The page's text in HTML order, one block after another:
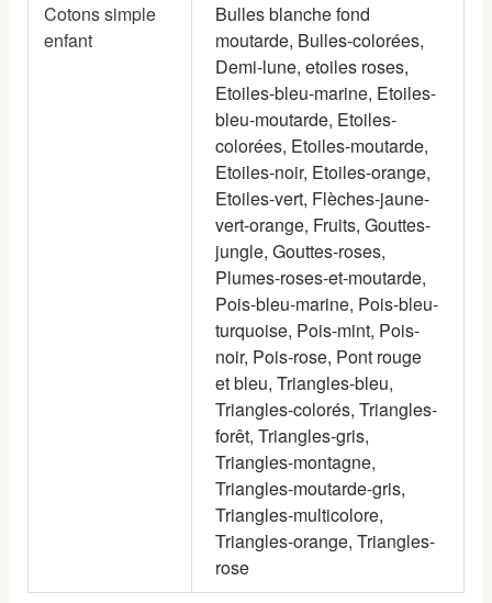
Cotons simple
enfant
Bulles blanche fond
moutarde, Bulles-colorées,
Demi-lune, etoiles roses,
Etoiles-bleu-marine, Etoiles-
bleu-moutarde, Etoiles-
colorées, Etoiles-moutarde,
Etoiles-noir, Etoiles-orange,
Etoiles-vert, Flèches-jaune-
vert-orange, Fruits, Gouttes-
jungle, Gouttes-roses,
Plumes-roses-et-moutarde,
Pois-bleu-marine, Pois-bleu-
turquoise, Pois-mint, Pois-
noir, Pois-rose, Pont rouge
et bleu, Triangles-bleu,
Triangles-colorés, Triangles-
forêt, Triangles-gris,
Triangles-montagne,
Triangles-moutarde-gris,
Triangles-multicolore,
Triangles-orange, Triangles-
rose